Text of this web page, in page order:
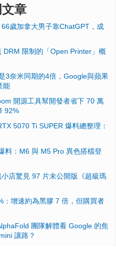
章
歲加拿大男子靠ChatGPT，成
DRM 限制的「Open Printer」概
3奈米同期的4倍，Google與蘋果
能
開源工具幫開發者省下 70 萬
92%
5070 Ti SUPER 爆料總整理：
料：M6 與 M5 Pro 異色搭檔登
店驚見 97 片未公開版《超級瑪
：增速約為黑膠 7 倍，但購買者
團隊解體看 Google 的焦
讓路？